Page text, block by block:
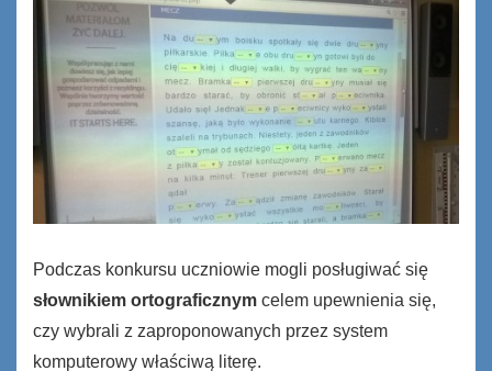
Podczas konkursu uczniowie mogli posługiwać się
słownikiem ortograficznym celem upewnienia się,
czy wybrali z zaproponowanych przez system
komputerowy właściwą literę.